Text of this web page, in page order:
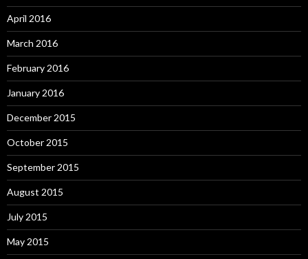
April 2016
March 2016
February 2016
January 2016
December 2015
October 2015
September 2015
August 2015
July 2015
May 2015